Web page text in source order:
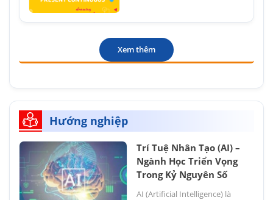
Xem thêm
Hướng nghiệp
Trí Tuệ Nhân Tạo (AI) –
Ngành Học Triển Vọng
Trong Kỷ Nguyên Số
AI (Artificial Intelligence) là